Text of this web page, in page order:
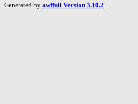
Generated by awffull Version 3.10.2